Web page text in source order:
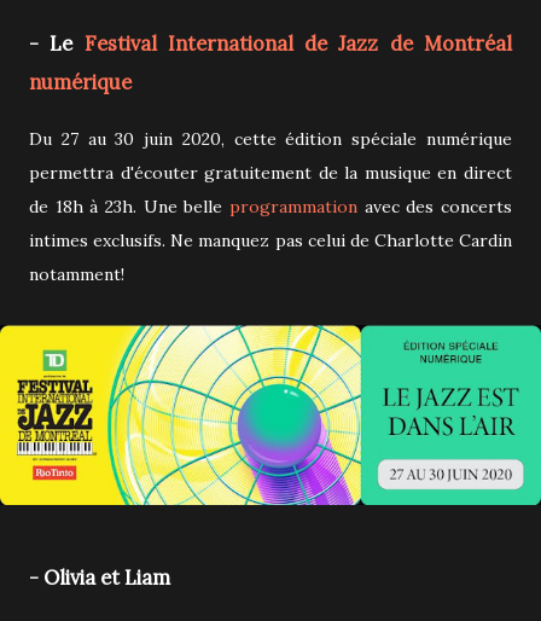
- Le Festival International de Jazz de Montréal
numérique
Du 27 au 30 juin 2020, cette édition spéciale numérique
permettra d'écouter gratuitement de la musique en direct
de 18h à 23h. Une belle programmation avec des concerts
intimes exclusifs. Ne manquez pas celui de Charlotte Cardin
notamment!
- Olivia et Liam